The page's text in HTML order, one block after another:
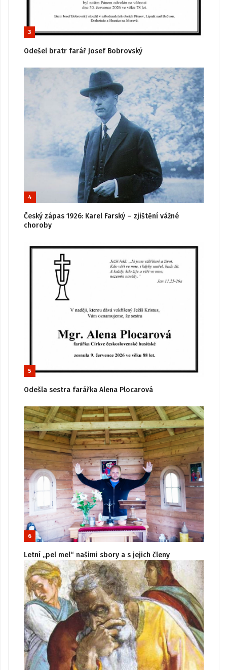
3
Odešel bratr farář Josef Bobrovský
4
Český zápas 1926: Karel Farský – zjištění vážné
choroby
5
Odešla sestra farářka Alena Plocarová
6
Letní „pel mel“ našimi sbory a s jejich členy